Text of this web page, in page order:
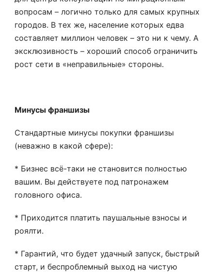
вопросам – логично только для самых крупных
городов. В тех же, население которых едва
составляет миллион человек – это ни к чему. А
эксклюзивность – хороший способ ограничить
рост сети в «неправильные» стороны.
Минусы франшизы
Стандартные минусы покупки франшизы
(неважно в какой сфере):
* Бизнес всё-таки не становится полностью
вашим. Вы действуете под патронажем
головного офиса.
* Приходится платить паушальные взносы и
роялти.
* Гарантий, что будет удачный запуск, быстрый
старт, и беспроблемный выход на чистую